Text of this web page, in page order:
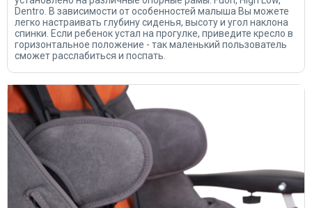
Dentro. В зависимости от особенностей малыша Вы можете
легко настраивать глубину сиденья, высоту и угол наклона
спинки. Если ребенок устал на прогулке, приведите кресло в
горизонтальное положение - так маленький пользователь
сможет расслабиться и поспать.